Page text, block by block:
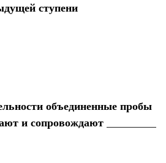
ступени
объединенные пробы
и сопровождают _________